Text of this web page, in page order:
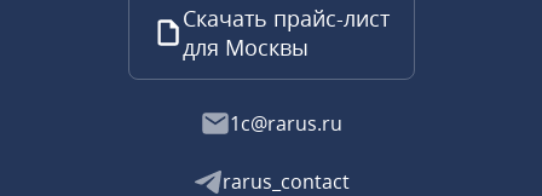
Скачать прайс-лист
для Москвы
1c@rarus.ru
rarus_contact